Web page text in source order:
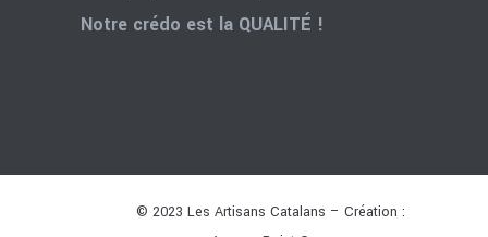
Notre crédo est la QUALITÉ !
© 2023 Les Artisans Catalans – Création :